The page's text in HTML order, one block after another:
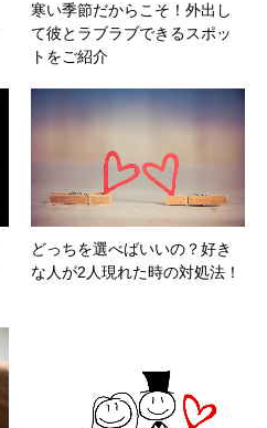
寒い季節だからこそ！外出し
て彼とラブラブできるスポッ
トをご紹介
どっちを選べばいいの？好き
な人が2人現れた時の対処法！